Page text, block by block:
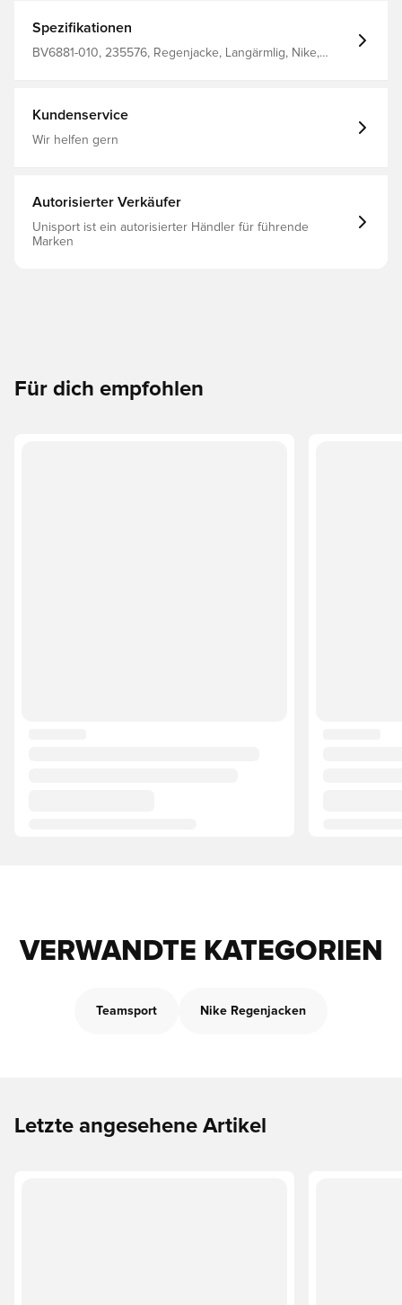
100% recyceltem Polyester hergestellt
Spezifikationen
BV6881-010, 235576, Regenjacke, Langärmlig, Nike,
Kundenservice
Wir helfen gern
Autorisierter Verkäufer
Unisport ist ein autorisierter Händler für führende
Marken
Für dich empfohlen
VERWANDTE KATEGORIEN
Teamsport Nike Regenjacken
Letzte angesehene Artikel